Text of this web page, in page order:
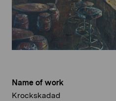
Name of work
Krockskadad